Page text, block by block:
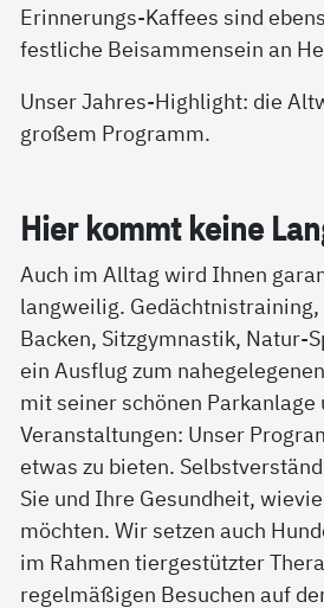
Erinnerungs-Kaffees sind
festliche Beisammensein an
Unser Jahres-Highlight: die
großem Programm.
Hier kommt kei­ne
Auch im Alltag wird Ihnen
langweilig.
Backen, Sitzgymnastik, Natur-
ein Ausflug zum
mit seiner schönen Parkanlage
Veranstaltungen: Unser
etwas zu bieten.
Sie und Ihre Gesundheit,
möchten. Wir setzen auch
im Rahmen tiergestützter
regelmäßigen Besuchen auf